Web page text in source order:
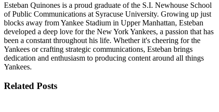
Esteban Quinones is a proud graduate of the S.I. Newhouse School
of Public Communications at Syracuse University. Growing up just
blocks away from Yankee Stadium in Upper Manhattan, Esteban
developed a deep love for the New York Yankees, a passion that has
been a constant throughout his life. Whether it's cheering for the
Yankees or crafting strategic communications, Esteban brings
dedication and enthusiasm to producing content around all things
Yankees.
Related Posts